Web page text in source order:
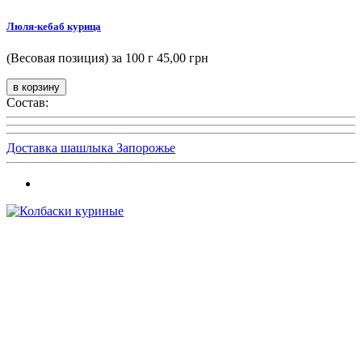
Люля-кебаб курица
(Весовая позиция) за 100 г 45,00 грн
Состав:
Доставка шашлыка Запорожье